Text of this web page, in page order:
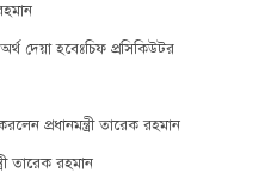
দেয়া হবেঃচিফ প্রসিকিউটর
প্রধানমন্ত্রী তারেক রহমান
তারেক রহমান